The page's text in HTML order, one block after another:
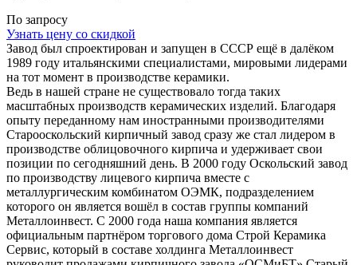
По запросу
Узнать цену со скидкой
Завод был спроектирован и запущен в СССР ещё в далёком
1989 году итальянскими специалистами, мировыми лидерами
на тот момент в производстве керамики.
Ведь в нашей стране не существовало тогда таких
масштабных производств керамических изделий. Благодаря
опыту переданному нам иностранными производителями
Старооскольский кирпичный завод сразу же стал лидером в
производстве облицовочного кирпича и удерживает свои
позиции по сегодняшний день. В 2000 году Оскольский завод
по производству лицевого кирпича вместе с
металлургическим комбинатом ОЭМК, подразделением
которого он является вошёл в состав группы компаний
Металлоинвест. С 2000 года наша компания является
официальным партнёром торгового дома Строй Керамика
Сервис, который в составе холдинга Металлоинвест